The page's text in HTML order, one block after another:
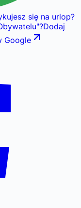
się na urlop?
"?Dodaj
Google